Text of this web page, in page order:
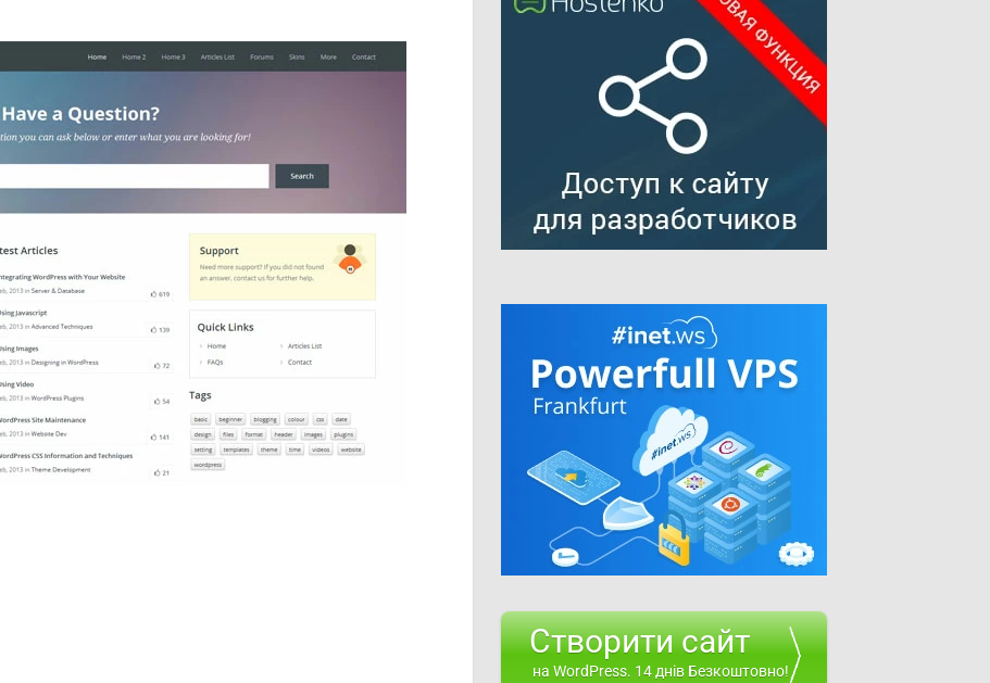
Створити сайт
на WordPress. 14 днів Безкоштовно!